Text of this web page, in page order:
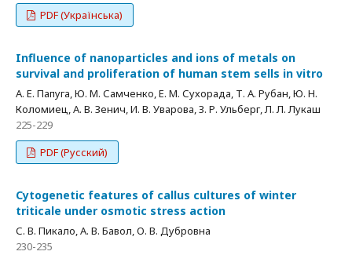
PDF (Українська)
Influence of nanoparticles and ions of metals on
survival and proliferation of human stem sells in vitro
А. Е. Папуга, Ю. М. Самченко, Е. М. Сухорада, Т. А. Рубан, Ю. Н.
Коломиец, А. В. Зенич, И. В. Уварова, З. Р. Ульберг, Л. Л. Лукаш
225-229
PDF (Русский)
Cytogenetic features of callus cultures of winter
triticale under osmotic stress action
С. В. Пикало, А. В. Бавол, О. В. Дубровна
230-235